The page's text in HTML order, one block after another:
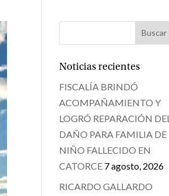
Noticias recientes
FISCALÍA BRINDÓ
ACOMPAÑAMIENTO Y
LOGRÓ REPARACIÓN DEL
DAÑO PARA FAMILIA DE
NIÑO FALLECIDO EN
CATORCE 7 agosto, 2026
RICARDO GALLARDO